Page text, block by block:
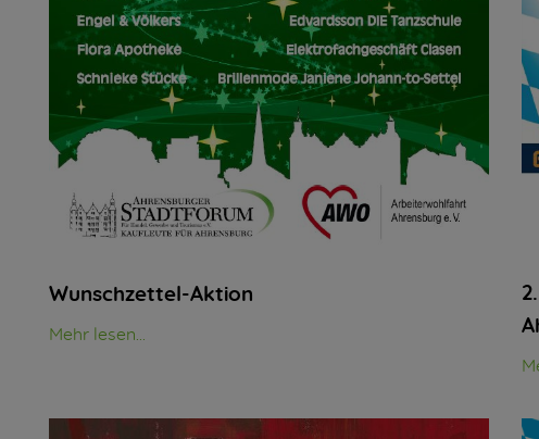
Wunschzettel-Aktion
Mehr lesen...